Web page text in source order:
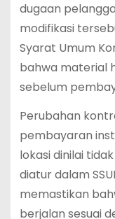
dugaan
modifikasi
Syarat Umum
bahwa material
sebelum
Perubahan
pembayaran
lokasi dinilai
diatur dalam
memastikan
berjalan sesuai